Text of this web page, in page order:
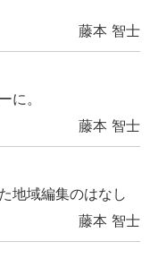
藤本 智士
に。
藤本 智士
地域編集のはなし
藤本 智士